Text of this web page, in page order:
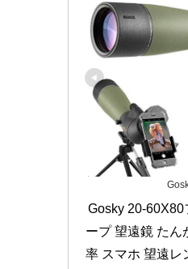
Gosky 20-60X80
ープ 望遠鏡 たん
率 スマホ 望遠レ